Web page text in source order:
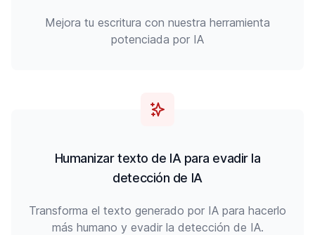
Mejora tu escritura con nuestra herramienta
potenciada por IA
Humanizar texto de IA para evadir la
detección de IA
Transforma el texto generado por IA para hacerlo
más humano y evadir la detección de IA.